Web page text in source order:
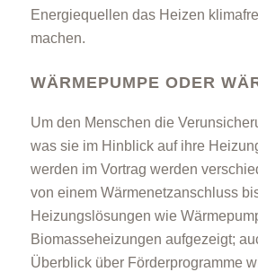
Energiequellen das Heizen
machen.
WÄRMEPUMPE ODER
Um den Menschen die
was sie im Hinblick auf ihre
werden im Vortrag werden
von einem Wärmenetzanschluss
Heizungslösungen wie
Biomasseheizungen aufgezeigt;
Überblick über Förderprogramme